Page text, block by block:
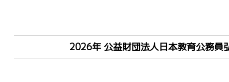
2026年 公益財団法人日本教育公務員